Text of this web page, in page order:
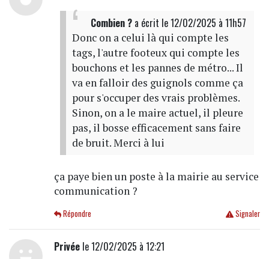
Combien ?a écrit le 12/02/2025 à 11h57
Donc on a celui là qui compte les
tags, l'autre footeux qui compte les
bouchons et les pannes de métro... Il
va en falloir des guignols comme ça
pour s'occuper des vrais problèmes.
Sinon, on a le maire actuel, il pleure
pas, il bosse efficacement sans faire
de bruit. Merci à lui
ça paye bien un poste à la mairie au service
communication ?
Signaler
Répondre
Privéele 12/02/2025 à 12:21